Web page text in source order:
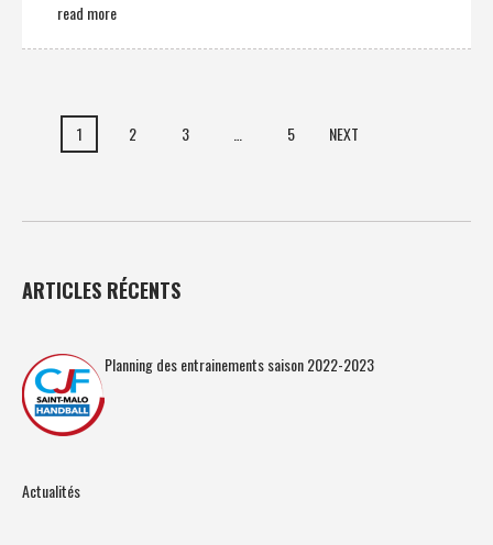
read more
1 2 3 5 NEXT
ARTICLES RÉCENTS
Planning des entrainements saison 2022-2023
Actualités